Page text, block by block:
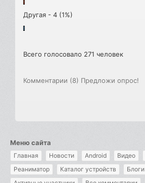
Другая - 4 (1%)
Всего голосовало 271 человек
Комментарии (8) Предложи опрос!
Меню сайта
Главная Новости Android Видео
Реаниматор
Каталог устройств Блоги